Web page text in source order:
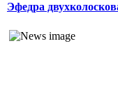
Эфедра